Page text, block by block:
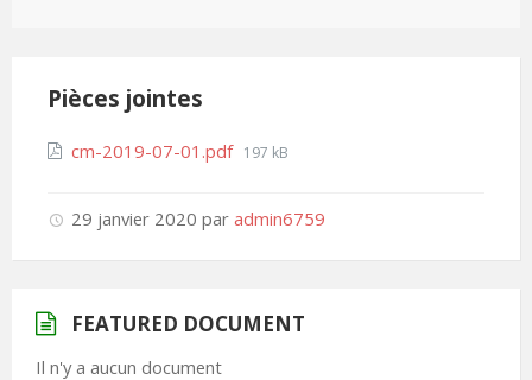
Pièces jointes
cm-2019-07-01.pdf 197 kB
29 janvier 2020 par admin6759
FEATURED DOCUMENT
Il n'y a aucun document